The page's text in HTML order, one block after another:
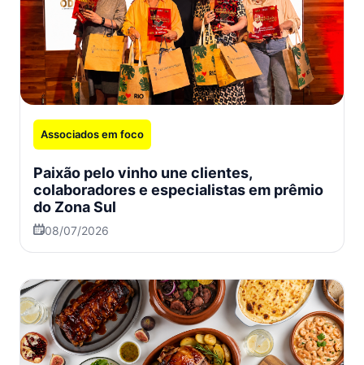
Associados em foco
Paixão pelo vinho une clientes,
colaboradores e especialistas em prêmio
do Zona Sul
08/07/2026